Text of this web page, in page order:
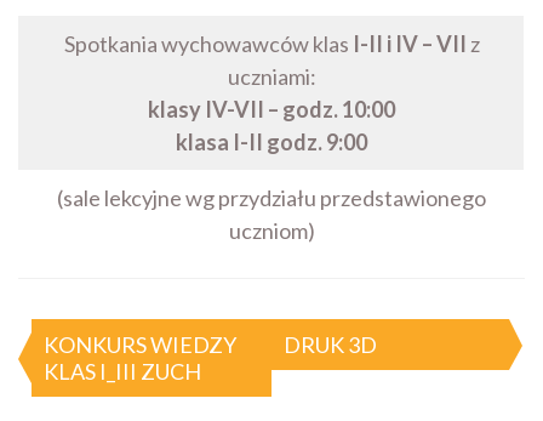
Spotkania wychowawców klas I-II i IV – VII z
uczniami:
klasy IV-VII – godz. 10:00
klasa I-II godz. 9:00
(sale lekcyjne wg przydziału przedstawionego
uczniom)
Nawigacja
wpisu
KONKURS WIEDZY
KLAS I_III ZUCH
DRUK 3D